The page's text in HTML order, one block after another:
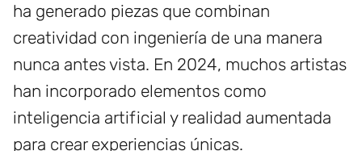
ha generado piezas que combinan
creatividad con ingeniería de una manera
nunca antes vista. En 2024, muchos artistas
han incorporado elementos como
inteligencia artificial y realidad aumentada
para crear experiencias únicas.